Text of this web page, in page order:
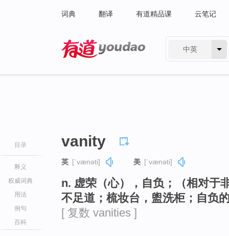
词典 翻译 有道精品课 云笔记
中英
目录
释义
权威词典
用法
例句
百科
vanity
英 [ˈvænəti] 美 [ˈvænəti]
n. 虚荣（心），自负；（相对于
不足道；梳妆台，盥洗柜；自负
[ 复数 vanities ]